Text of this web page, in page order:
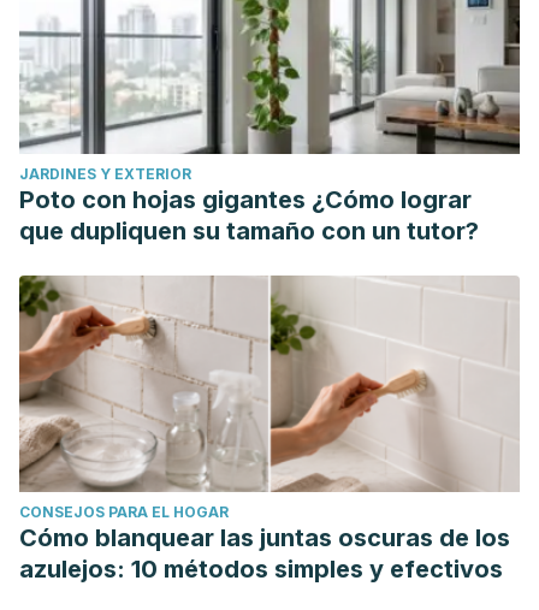
Gibbons, S., Schwartz, T., Fouquier, J., Mitchell, M.,
Sangwan, N., Gilbert, J., Kelley, S. (2015). Sucesión
ecológica y viabilidad de la microbiota asociada a
humanos en la superficie de los baños.Sociedad
Americana de Microbiología, 81(2).
https://journals.asm.org/doi/10.1128/AEM.03117-14
Iruela, S. Cómo conservar un perfume.
Escuela Online de
conservar-un-perfume/
Medina-Patruno, C., Bolaños-Rivero, M., Martín-Sánchez,
AM., Saavedra-Santana, P., Vicente-Barrero, M. (2019).
¿Cuál es el nivel de contaminación del cepillo de dientes
almacenado en diferentes entornos sanitarios? Avances en
Odontoestomatología, 35(2), 69-72.
https://scielo.isciii.es/pdf/odonto/v35n2/0213-1285-odonto-
35-2-69.pdf
Medline Plus. (2022). Almacenamiento de sus medicinas.
Medline Plus. Biblioteca Nacional de Estados Unidos.
JARDINES Y EXTERIOR
Poto con hojas gigantes ¿Cómo lograr
que dupliquen su tamaño con un tutor?
CONSEJOS PARA EL HOGAR
Cómo blanquear las juntas oscuras de los
azulejos: 10 métodos simples y efectivos